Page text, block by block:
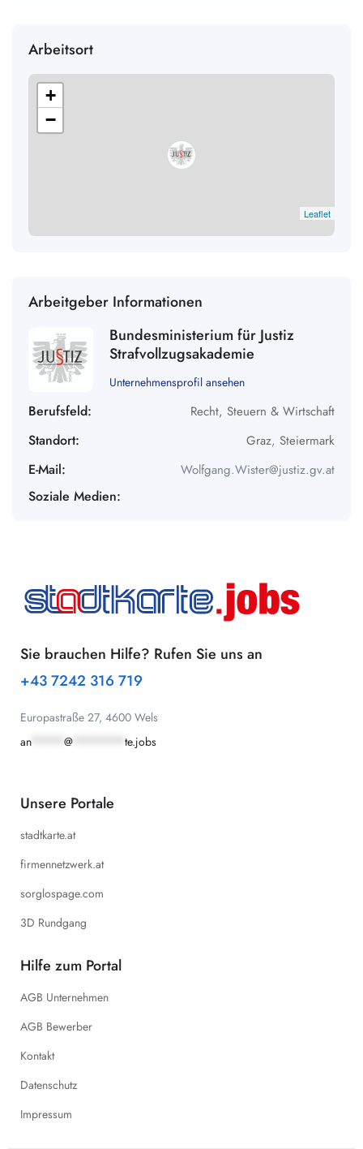
Arbeitsort
+
−
Leaflet
Arbeitgeber Informationen
Bundesministerium für Justiz
Strafvollzugsakademie
Unternehmensprofil ansehen
Berufsfeld: Recht, Steuern & Wirtschaft
Standort: Graz, Steiermark
E-Mail: Wolfgang.Wister@justiz.gv.at
Soziale Medien:
Sie brauchen Hilfe? Rufen Sie uns an
+43 7242 316 719
Europastraße 27, 4600 Wels
an
@ te.jobs
Unsere Portale
stadtkarte.at
firmennetzwerk.at
sorglospage.com
3D Rundgang
Hilfe zum Portal
AGB Unternehmen
AGB Bewerber
Kontakt
Datenschutz
Impressum